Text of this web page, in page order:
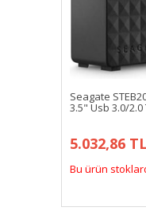
Seagate
3.5" Usb 3.0/
5.032,86 TL
Bu ürün